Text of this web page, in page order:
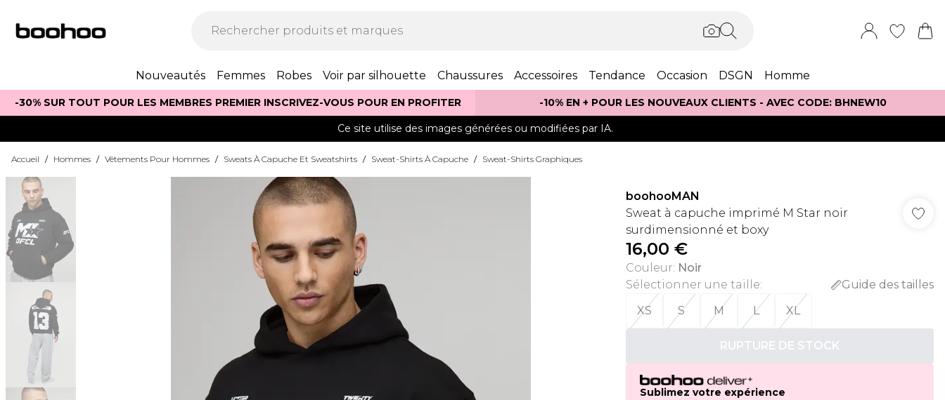
Nouveautés Femmes Robes Voir par silhouette Chaussures Accessoires Tendance Occasion DSGN Homme
-30% SUR TOUT POUR LES MEMBRES PREMIER INSCRIVEZ-VOUS POUR EN PROFITER -10% EN + POUR LES NOUVEAUX CLIENTS - AVEC CODE: BHNEW10
Ce site utilise des images générées ou modifiées par IA.
Accueil / Hommes / Vêtements Pour Hommes / Sweats À Capuche Et Sweatshirts / Sweat-Shirts À Capuche / Sweat-Shirts Graphiques
boohooMAN
Sweat à capuche imprimé M Star noir
surdimensionné et boxy
16,00 €
Couleur: Noir
Sélectionner une taille:
Guide des tailles
XS
S M L XL
RUPTURE DE STOCK
Sublimez votre expérience